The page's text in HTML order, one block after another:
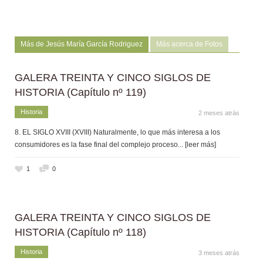
Más de Jesús María García Rodriguez Más acerca de Fotos
GALERA TREINTA Y CINCO SIGLOS DE
HISTORIA (Capítulo nº 119)
Historia 2 meses atrás
8. EL SIGLO XVIII (XVIII) Naturalmente, lo que más interesa a los
consumidores es la fase final del complejo proceso... [leer más]
1 0
GALERA TREINTA Y CINCO SIGLOS DE
HISTORIA (Capítulo nº 118)
Historia 3 meses atrás